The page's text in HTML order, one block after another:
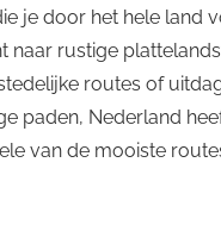
je door het hele land
naar rustige
routes of
paden, Nederland
van de mooiste